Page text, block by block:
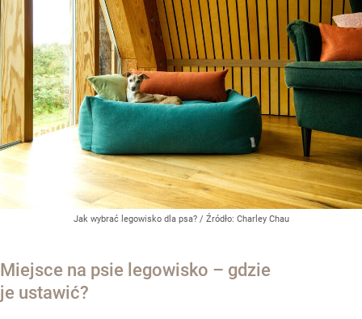
Jak wybrać legowisko dla psa? / Źródło: Charley Chau
Miejsce na psie legowisko – gdzie
je ustawić?